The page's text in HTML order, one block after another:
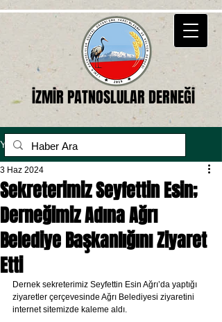
İZMİR PATNOSLULAR DERNEĞİ
Yazı
Sekreterimiz Seyfettin Esin;
Derneğimiz Adına Ağrı
Belediye Başkanlığını Ziyaret
Etti
3 Haz 2024
Dernek sekreterimiz Seyfettin Esin Ağrı’da yaptığı
ziyaretler çerçevesinde Ağrı Belediyesi ziyaretini
internet sitemizde kaleme aldı.